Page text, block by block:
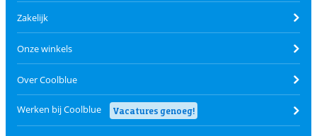
Zakelijk
Onze winkels
Over Coolblue
Werken bij Coolblue Vacatures genoeg!